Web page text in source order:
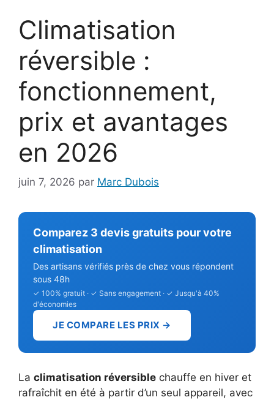
Climatisation
réversible :
fonctionnement,
prix et avantages
en 2026
juin 7, 2026 par Marc Dubois
Comparez 3 devis gratuits pour votre
climatisation
Des artisans vérifiés près de chez vous répondent
sous 48h
✓ 100% gratuit · ✓ Sans engagement · ✓ Jusqu'à 40%
d'économies
JE COMPARE LES PRIX →
La climatisation réversible chauffe en hiver et
rafraîchit en été à partir d’un seul appareil, avec